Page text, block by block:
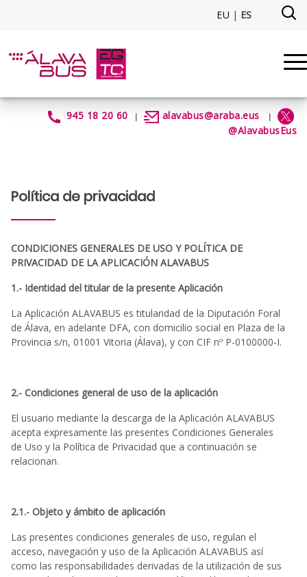
EU | ES
Política de privacidad -
945 18 20 60 | alavabus@araba.eus |
@AlavabusEus
Política de privacidad
CONDICIONES GENERALES DE USO Y POLÍTICA DE
PRIVACIDAD DE LA APLICACIÓN ALAVABUS
1.- Identidad del titular de la presente Aplicación
La Aplicación ALAVABUS es titularidad de la Diputación Foral
de Álava, en adelante DFA, con domicilio social en Plaza de la
Provincia s/n, 01001 Vitoria (Álava), y con CIF nº P-0100000-I.
2.- Condiciones general de uso de la aplicación
El usuario mediante la descarga de la Aplicación ALAVABUS
acepta expresamente las presentes Condiciones Generales
de Uso y la Política de Privacidad que a continuación se
relacionan.
2.1.- Objeto y ámbito de aplicación
Las presentes condiciones generales de uso, regulan el
acceso, navegación y uso de la Aplicación ALAVABUS así
como las responsabilidades derivadas de la utilización de sus